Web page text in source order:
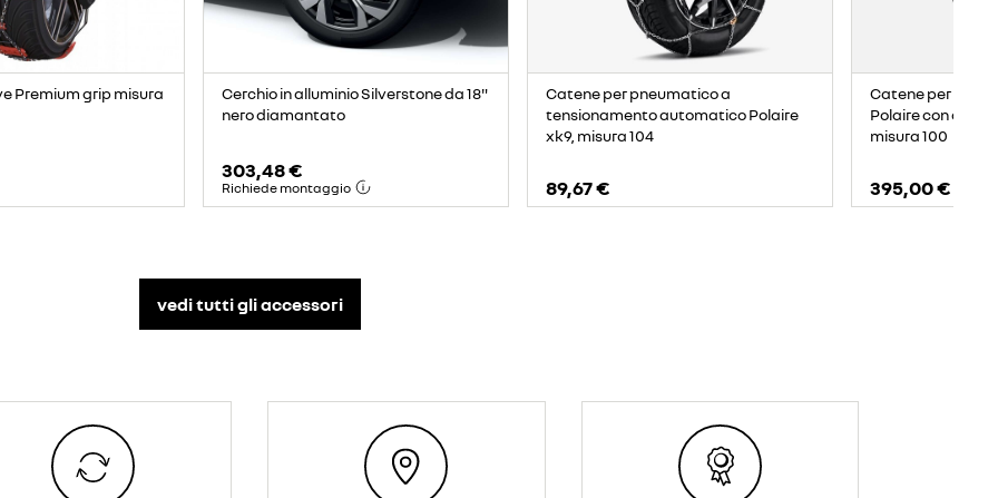
Premium grip misura
Cerchio in alluminio Silverstone da 18"
nero diamantato
303,48 €
Richiede montaggio
Catene per pneumatico a
tensionamento automatico Polaire
xk9, misura 104
89,67 €
Catene per
Polaire con
misura 100
395,00 €
vedi tutti gli accessori​